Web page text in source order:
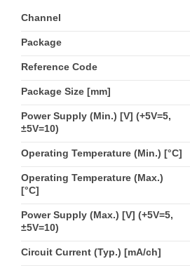
Channel
Package
Reference Code
Package Size [mm]
Power Supply (Min.) [V] (+5V=5,
±5V=10)
Operating Temperature (Min.) [°C]
Operating Temperature (Max.)
[°C]
Power Supply (Max.) [V] (+5V=5,
±5V=10)
Circuit Current (Typ.) [mA/ch]